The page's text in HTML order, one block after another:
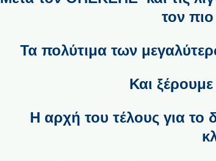
τον
Τα πολύτιμα των
Και ξέρουμε
Η αρχή του τέλους για το